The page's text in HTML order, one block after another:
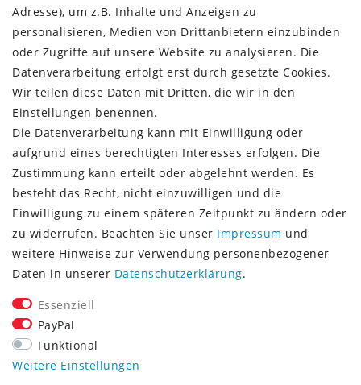
Versandinformationen
Rückgabeinformationen
Zahlungsinformationen
Vorkasse (3% Rabatt)
Paypal
Kauf auf Rechnung (Paypalservice)
Lastschrift (Paypalservice)
Kreditkarte (Paypalservice)
SOCIAL MEDIA
CONSULTING- UND TEXTAGENTUR
Adresse), um z.B. Inhalte und Anzeigen zu
personalisieren, Medien von Drittanbietern einzubinden
oder Zugriffe auf unsere Website zu analysieren. Die
Datenverarbeitung erfolgt erst durch gesetzte Cookies.
Wir teilen diese Daten mit Dritten, die wir in den
Einstellungen benennen.
Die Datenverarbeitung kann mit Einwilligung oder
aufgrund eines berechtigten Interesses erfolgen. Die
Zustimmung kann erteilt oder abgelehnt werden. Es
besteht das Recht, nicht einzuwilligen und die
Einwilligung zu einem späteren Zeitpunkt zu ändern oder
zu widerrufen. Beachten Sie unser Impressum und
weitere Hinweise zur Verwendung personenbezogener
Daten in unserer Daten­schutz­erklärung.
Essenziell
PayPal
Funktional
Weitere Einstellungen